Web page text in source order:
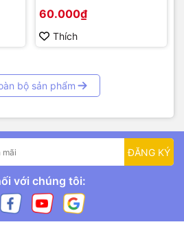
60.000₫
Thích
bộ sản phẩm
ĐĂNG KÝ
với chúng tôi: